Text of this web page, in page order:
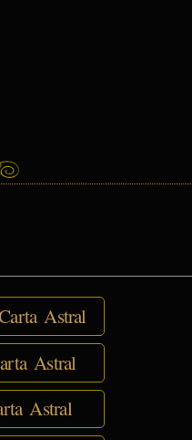
Astral
Astral
Astral